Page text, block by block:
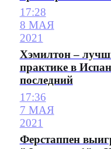
17:28
8 МАЯ
2021
Хэмилтон –
практике в
последний
17:36
7 МАЯ
2021
Ферстаппен